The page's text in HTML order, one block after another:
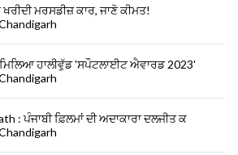
ਮਰਸਡੀਜ਼ ਕਾਰ, ਜਾਣੋ ਕੀਮਤ!
ਹਾਲੀਵੁੱਡ 'ਸਪੌਟਲਾਈਟ ਐਵਾਰਡ 2023'
: ਪੰਜਾਬੀ ਫ਼ਿਲਮਾਂ ਦੀ ਅਦਾਕਾਰਾ ਦਲਜੀਤ ਕ